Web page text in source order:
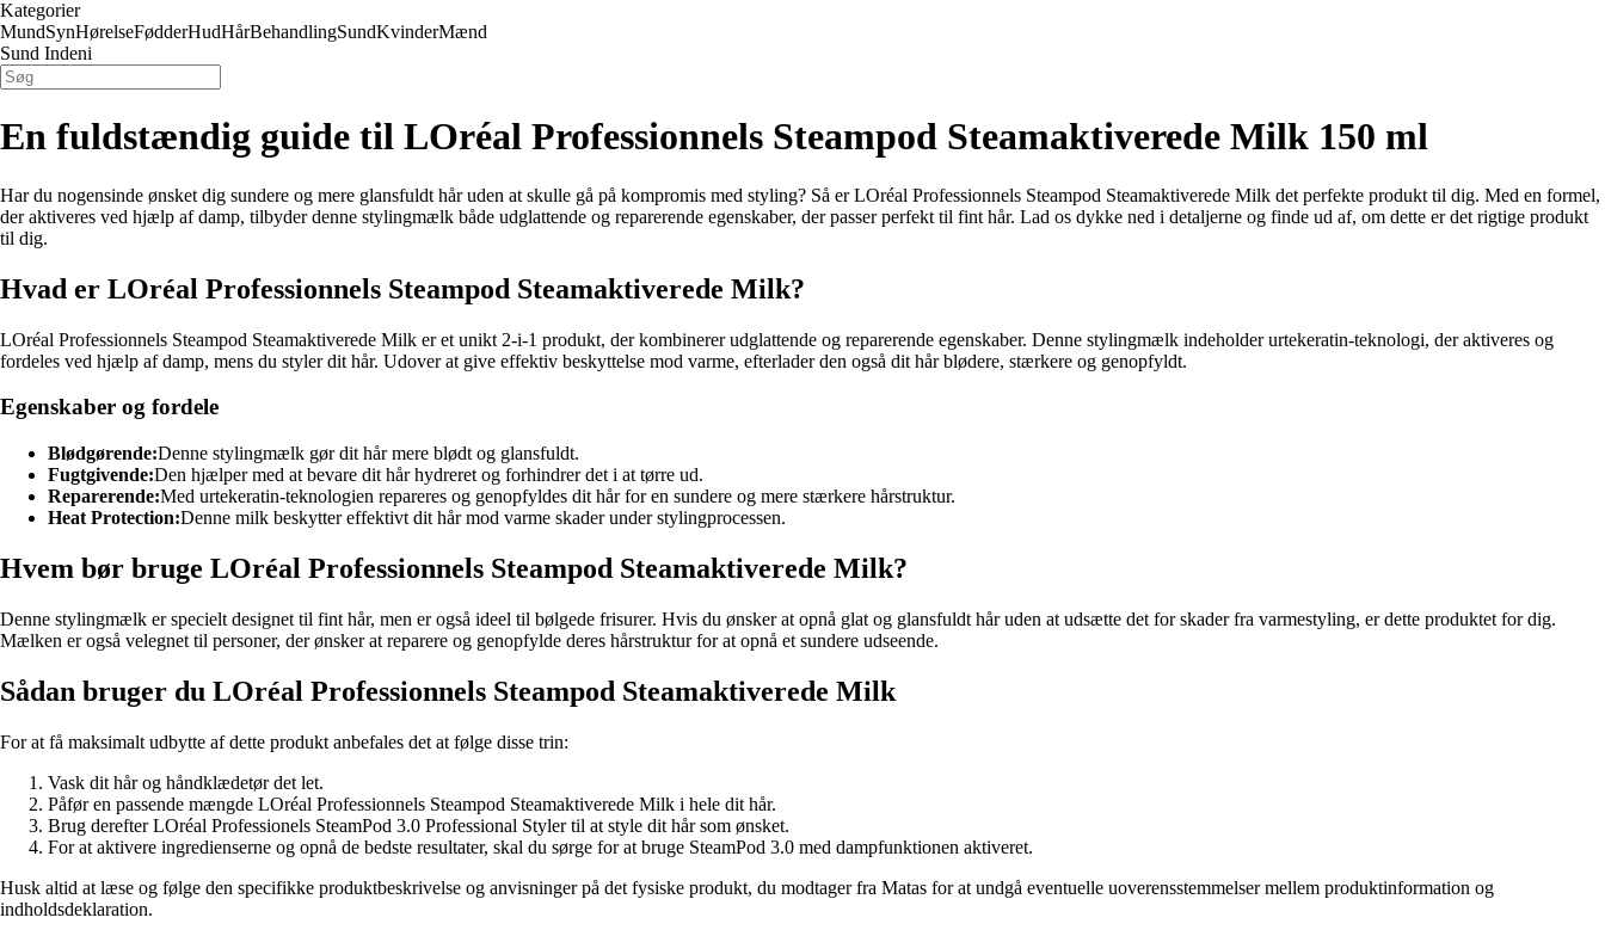
Kategorier
MundSynHørelseFødderHudHårBehandlingSundKvinderMænd
Sund Indeni
En fuldstændig guide til LOréal Professionnels Steampod Steamaktiverede Milk 150 ml
Har du nogensinde ønsket dig sundere og mere glansfuldt hår uden at skulle gå på kompromis med styling? Så er LOréal Professionnels Steampod Steamaktiverede Milk det perfekte produkt til dig. Med en formel,
der aktiveres ved hjælp af damp, tilbyder denne stylingmælk både udglattende og reparerende egenskaber, der passer perfekt til fint hår. Lad os dykke ned i detaljerne og finde ud af, om dette er det rigtige produkt
til dig.
Hvad er LOréal Professionnels Steampod Steamaktiverede Milk?
LOréal Professionnels Steampod Steamaktiverede Milk er et unikt 2-i-1 produkt, der kombinerer udglattende og reparerende egenskaber. Denne stylingmælk indeholder urtekeratin-teknologi, der aktiveres og
fordeles ved hjælp af damp, mens du styler dit hår. Udover at give effektiv beskyttelse mod varme, efterlader den også dit hår blødere, stærkere og genopfyldt.
Egenskaber og fordele
Blødgørende:Denne stylingmælk gør dit hår mere blødt og glansfuldt.
Fugtgivende:Den hjælper med at bevare dit hår hydreret og forhindrer det i at tørre ud.
Reparerende:Med urtekeratin-teknologien repareres og genopfyldes dit hår for en sundere og mere stærkere hårstruktur.
Heat Protection:Denne milk beskytter effektivt dit hår mod varme skader under stylingprocessen.
Hvem bør bruge LOréal Professionnels Steampod Steamaktiverede Milk?
Denne stylingmælk er specielt designet til fint hår, men er også ideel til bølgede frisurer. Hvis du ønsker at opnå glat og glansfuldt hår uden at udsætte det for skader fra varmestyling, er dette produktet for dig.
Mælken er også velegnet til personer, der ønsker at reparere og genopfylde deres hårstruktur for at opnå et sundere udseende.
Sådan bruger du LOréal Professionnels Steampod Steamaktiverede Milk
For at få maksimalt udbytte af dette produkt anbefales det at følge disse trin:
Vask dit hår og håndklædetør det let.
Påfør en passende mængde LOréal Professionnels Steampod Steamaktiverede Milk i hele dit hår.
Brug derefter LOréal Professionels SteamPod 3.0 Professional Styler til at style dit hår som ønsket.
For at aktivere ingredienserne og opnå de bedste resultater, skal du sørge for at bruge SteamPod 3.0 med dampfunktionen aktiveret.
Husk altid at læse og følge den specifikke produktbeskrivelse og anvisninger på det fysiske produkt, du modtager fra Matas for at undgå eventuelle uoverensstemmelser mellem produktinformation og
indholdsdeklaration.